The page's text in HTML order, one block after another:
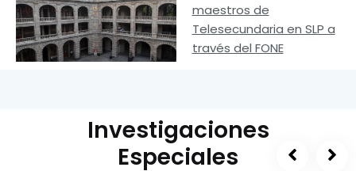
maestros de
Telesecundaria en SLP a
través del FONE
Investigaciones
Especiales